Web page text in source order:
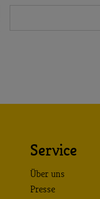
Service
Über uns
Presse